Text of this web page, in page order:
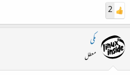
2
مکی
معطل